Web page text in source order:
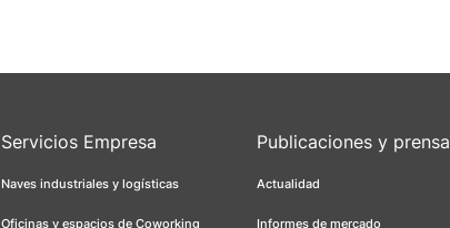
Servicios Empresa
Naves industriales y logísticas
Oficinas y espacios de Coworking
Publicaciones y prensa
Actualidad
Informes de mercado